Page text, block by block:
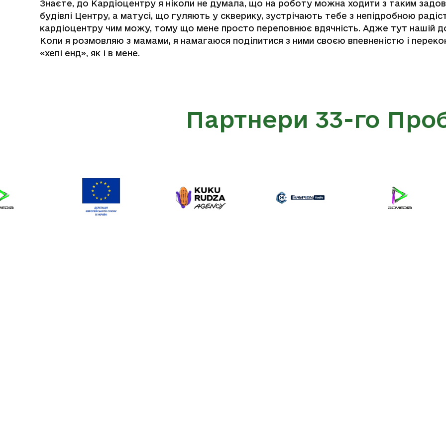
Знаєте, до Кардіоцентру я ніколи не думала, що на роботу можна ходити з таким
будівлі Центру, а матусі, що гуляють у скверику, зустрічають тебе з непідробною
кардіоцентру чим можу, тому що мене просто переповнює вдячність. Адже тут нашій
Коли я розмовляю з мамами, я намагаюся поділитися з ними своєю впевненістю і
«хепі енд», як і в мене.
Партнери 33-го